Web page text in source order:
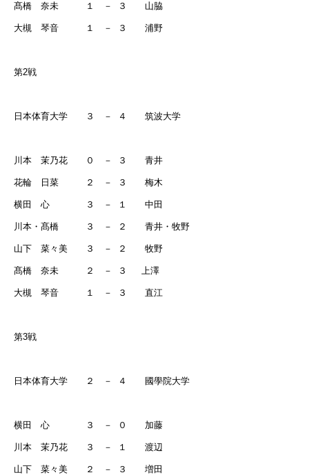
髙橋 奈未 １ － ３ 山脇
大槻 琴音 １ － ３ 浦野
第2戦
日本体育大学 ３ － ４ 筑波大学
川本 茉乃花 ０ － ３ 青井
花輪 日菜 ２ － ３ 梅木
横田 心 ３ － １ 中田
川本・髙橋 ３ － ２ 青井・牧野
山下 菜々美 ３ － ２ 牧野
髙橋 奈未 ２ － ３ 上澤
大槻 琴音 １ － ３ 直江
第3戦
日本体育大学 ２ － ４ 國學院大学
横田 心 ３ － ０ 加藤
川本 茉乃花 ３ － １ 渡辺
山下 菜々美 ２ － ３ 増田